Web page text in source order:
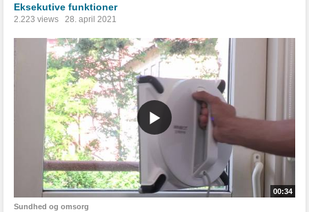
Eksekutive funktioner
2.223 views 28. april 2021
00:34
Sundhed og omsorg